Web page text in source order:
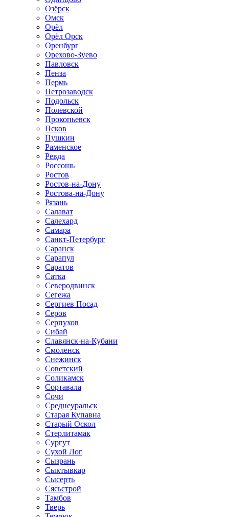
Озёрск
Омск
Орёл
Орёл Орск
Оренбург
Орехово-Зуево
Павловск
Пенза
Пермь
Петрозаводск
Подольск
Полевской
Прокопьевск
Псков
Пушкин
Раменское
Ревда
Россошь
Ростов
Ростов-на-Дону
Ростова-на-Дону
Рязань
Салават
Салехард
Самара
Санкт-Петербург
Саранск
Сарапул
Саратов
Сатка
Северодвинск
Сегежа
Сергиев Посад
Серов
Серпухов
Сибай
Славянск-на-Кубани
Смоленск
Снежинск
Советский
Соликамск
Сортавала
Сочи
Среднеуральск
Старая Купавна
Старый Оскол
Стерлитамак
Сургут
Сухой Лог
Сызрань
Сыктывкар
Сысерть
Сясьстрой
Тамбов
Тверь